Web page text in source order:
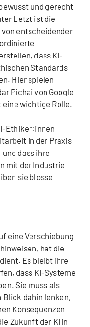
und gerecht
Letzt ist die
entscheidender
dass KI-
Standards
Hier spielen
Pichai von Google
eine wichtige Rolle.
Ethiker:innen
in der Praxis
dass ihre
mit der Industrie
sie blosse
eine Verschiebung
hat die
Es bleibt ihre
dass KI-Systeme
Sie muss als
Blick dahin lenken,
Konsequenzen
Zukunft der KI in